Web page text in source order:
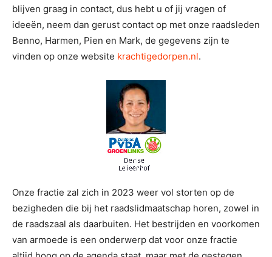
blijven graag in contact, dus hebt u of jij vragen of
ideeën, neem dan gerust contact op met onze raadsleden
Benno, Harmen, Pien en Mark, de gegevens zijn te
vinden op onze website krachtigedorpen.nl.
Onze fractie zal zich in 2023 weer vol storten op de
bezigheden die bij het raadslidmaatschap horen, zowel in
de raadszaal als daarbuiten. Het bestrijden en voorkomen
van armoede is een onderwerp dat voor onze fractie